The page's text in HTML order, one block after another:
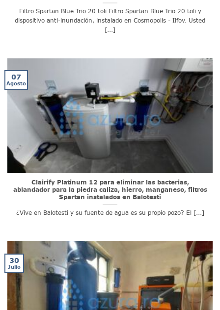
Filtro Spartan Blue Trio 20 toli Filtro Spartan Blue Trio 20 toli y
dispositivo anti-inundación, instalado en Cosmopolis - Ilfov. Usted
[...]
Clairify Platinum 12 para eliminar las bacterias,
ablandador para la piedra caliza, hierro, manganeso, filtros
Spartan instalados en Balotesti
¿Vive en Balotesti y su fuente de agua es su propio pozo? El [...]
07
Agosto
30
Julio